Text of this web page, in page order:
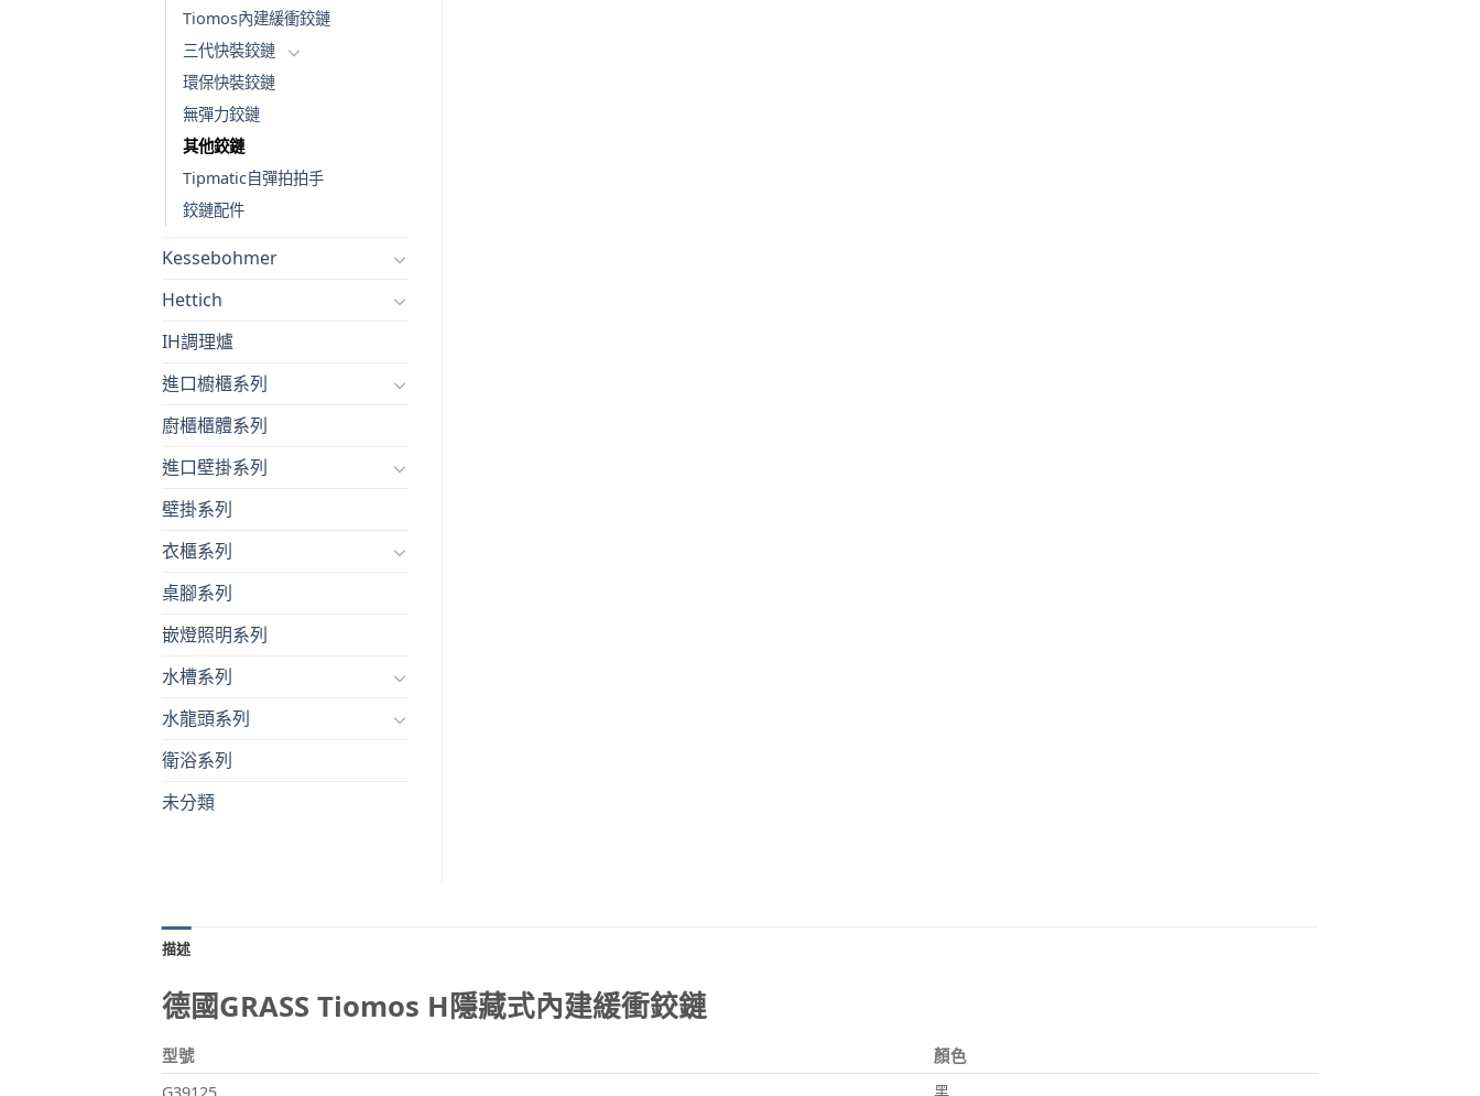
Tiomos內建緩衝鉸鏈
三代快裝鉸鏈
環保快裝鉸鏈
無彈力鉸鏈
其他鉸鏈
Tipmatic自彈拍拍手
鉸鏈配件
Kessebohmer
Hettich
IH調理爐
進口櫥櫃系列
廚櫃櫃體系列
進口壁掛系列
壁掛系列
衣櫃系列
桌腳系列
嵌燈照明系列
水槽系列
水龍頭系列
衛浴系列
未分類
描述
德國GRASS Tiomos H隱藏式內建緩衝鉸鏈
型號
顏色